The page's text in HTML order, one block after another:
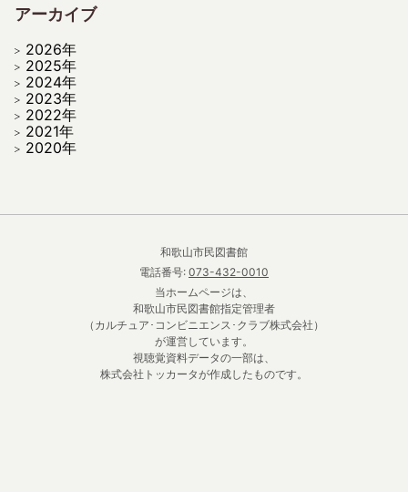
アーカイブ
2026年
2025年
2024年
2023年
2022年
2021年
2020年
和歌山市民図書館
電話番号: 073-432-0010
当ホームページは、
和歌山市民図書館指定管理者
（カルチュア･コンビニエンス･クラブ株式会社）
が運営しています。
視聴覚資料データの一部は、
株式会社トッカータが作成したものです。